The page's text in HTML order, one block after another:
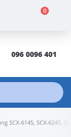
0
096 0096 401
SCX-6145, SCX-6245,